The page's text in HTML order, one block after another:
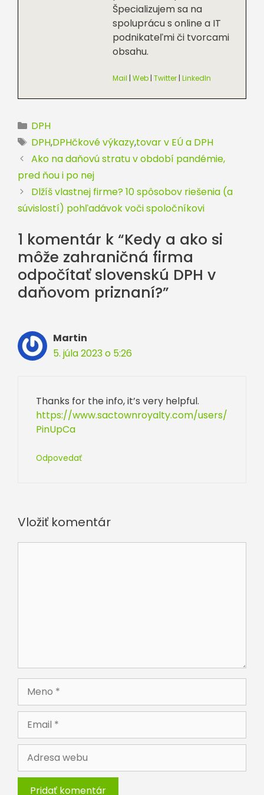
Špecializujem sa na
spoluprácu s online a IT
podnikateľmi či tvorcami
obsahu.
Mail | Web | Twitter | LinkedIn
Kategórie
DPH
Značky
DPH,DPHčkové výkazy,tovar v EÚ a DPH
Ako na daňovú stratu v období pandémie,
pred ňou i po nej
Dlžíš vlastnej firme? 10 spôsobov riešenia (a
súvislostí) pohľadávok voči spoločníkovi
1 komentár k “Kedy a ako si
môže zahraničná firma
odpočítať slovenskú DPH v
daňovom priznaní?”
Martin
5. júla 2023 o 5:26
Thanks for the info, it’s very helpful.
https://www.sactownroyalty.com/users/
PinUpCa
Odpovedať
Vložiť komentár
Adresa
webu